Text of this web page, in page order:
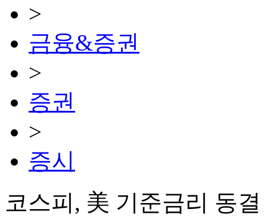
>
금융&증권
>
증권
>
증시
코스피, 美 기준금리 동